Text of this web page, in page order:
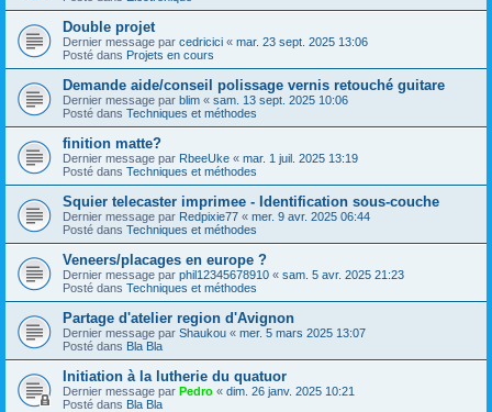
Double projet
Dernier message par cedricici « mar. 23 sept. 2025 13:06
Posté dans Projets en cours
Demande aide/conseil polissage vernis retouché guitare
Dernier message par blim « sam. 13 sept. 2025 10:06
Posté dans Techniques et méthodes
finition matte?
Dernier message par RbeeUke « mar. 1 juil. 2025 13:19
Posté dans Techniques et méthodes
Squier telecaster imprimee - Identification sous-couche
Dernier message par Redpixie77 « mer. 9 avr. 2025 06:44
Posté dans Techniques et méthodes
Veneers/placages en europe ?
Dernier message par phil12345678910 « sam. 5 avr. 2025 21:23
Posté dans Techniques et méthodes
Partage d'atelier region d'Avignon
Dernier message par Shaukou « mer. 5 mars 2025 13:07
Posté dans Bla Bla
Initiation à la lutherie du quatuor
Dernier message par Pedro « dim. 26 janv. 2025 10:21
Posté dans Bla Bla